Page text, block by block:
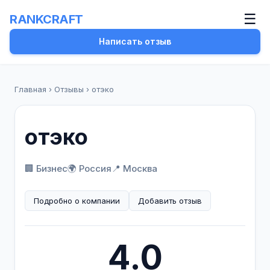
RANKCRAFT ☰
Написать отзыв
Главная › Отзывы › отэко
отэко
🏢 Бизнес🌍 Россия📍 Москва
Подробно о компании Добавить отзыв
4.0